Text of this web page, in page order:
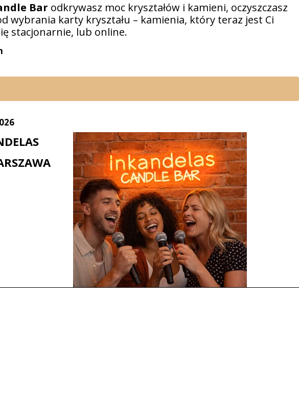
Bar odkrywasz moc kryształów i kamieni, oczyszczasz
wybrania karty kryształu – kamienia, który teraz jest Ci
stacjonarnie, lub online.